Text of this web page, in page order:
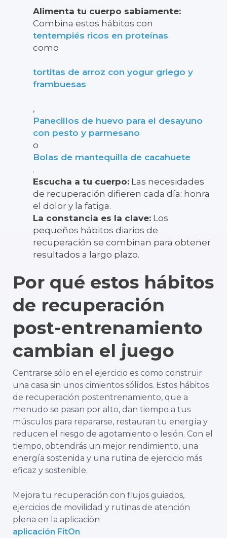
Alimenta tu cuerpo sabiamente:
Combina estos hábitos con
tentempiés ricos en proteínas
como
tortitas de arroz con yogur griego y
frambuesas
,
Panecillos de huevo para el desayuno
con pesto y parmesano
o
Bolas de mantequilla de cacahuete
.
Escucha a tu cuerpo: Las necesidades
de recuperación difieren cada día: honra
el dolor y la fatiga.
La constancia es la clave: Los
pequeños hábitos diarios de
recuperación se combinan para obtener
resultados a largo plazo.
Por qué estos hábitos
de recuperación
post-entrenamiento
cambian el juego
Centrarse sólo en el ejercicio es como construir
una casa sin unos cimientos sólidos. Estos hábitos
de recuperación postentrenamiento, que a
menudo se pasan por alto, dan tiempo a tus
músculos para repararse, restauran tu energía y
reducen el riesgo de agotamiento o lesión. Con el
tiempo, obtendrás un mejor rendimiento, una
energía sostenida y una rutina de ejercicio más
eficaz y sostenible.
Mejora tu recuperación con flujos guiados,
ejercicios de movilidad y rutinas de atención
plena en la aplicación
aplicación FitOn